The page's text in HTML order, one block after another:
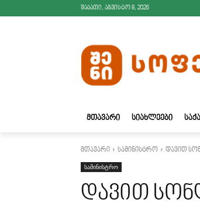
შაბათი, აგვისტო 8, 2026
ᲛᲗᲐᲕᲐᲠᲘ ᲡᲘᲐᲮᲚᲔᲔᲑᲘ
მთავარი სამინისტრო დავით
სამინისტრო
დავით